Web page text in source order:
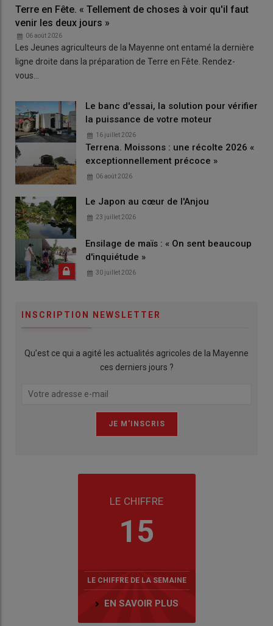
Terre en Fête. « Tellement de choses à voir qu'il faut
venir les deux jours »
06 août 2026
Les Jeunes agriculteurs de la Mayenne ont entamé la dernière
ligne droite dans la préparation de Terre en Fête. Rendez-
vous…
Le banc d'essai, la solution pour vérifier
la puissance de votre moteur
16 juillet 2026
Terrena. Moissons : une récolte 2026 «
exceptionnellement précoce »
06 août 2026
Le Japon au cœur de l'Anjou
23 juillet 2026
Ensilage de maïs : « On sent beaucoup
d'inquiétude »
30 juillet 2026
INSCRIPTION NEWSLETTER
Qu’est ce qui a agité les actualités agricoles de la Mayenne
ces derniers jours ?
LE CHIFFRE
15
LE CHIFFRE DE LA SEMAINE
EN SAVOIR PLUS